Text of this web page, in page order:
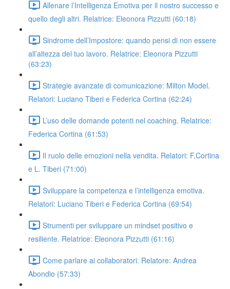
Allenare l’Intelligenza Emotiva per il nostro successo e
quello degli altri. Relatrice: Eleonora Pizzutti (60:18)
Sindrome dell’Impostore: quando pensi di non essere
all’altezza del tuo lavoro. Relatrice: Eleonora Pizzutti
(63:23)
Strategie avanzate di comunicazione: Milton Model.
Relatori: Luciano Tiberi e Federica Cortina (62:24)
L’uso delle domande potenti nel coaching. Relatrice:
Federica Cortina (61:53)
Il ruolo delle emozioni nella vendita. Relatori: F.Cortina
e L. Tiberi (71:00)
Sviluppare la competenza e l’intelligenza emotiva.
Relatori: Luciano Tiberi e Federica Cortina (69:54)
Strumenti per sviluppare un mindset positivo e
resiliente. Relatrice: Eleonora Pizzutti (61:16)
Come parlare ai collaboratori. Relatore: Andrea
Abondio (57:33)